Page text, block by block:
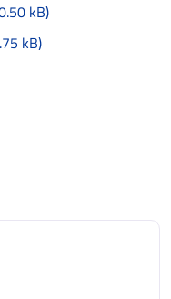
kB)
kB)